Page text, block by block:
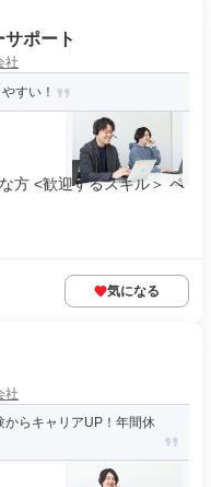
ポート
社
すい！
方 <歓迎するスキル＞ ペ
気になる
社
からキャリアUP！年間休